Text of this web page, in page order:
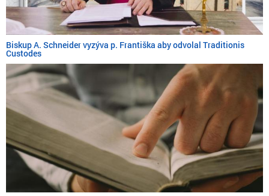
Biskup A. Schneider vyzýva p. Františka aby odvolal Traditionis
Custodes